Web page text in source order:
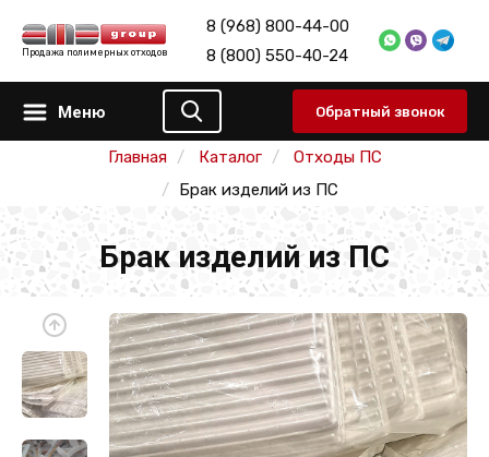
Продажа полимерных отходов
8 (968) 800-44-00
8 (800) 550-40-24
Меню Обратный звонок
Главная Каталог
Отходы ПС
Брак изделий из ПС
Брак изделий из ПС